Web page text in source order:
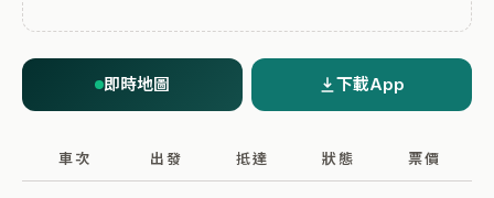
即時地圖 下載App
車次 出發 抵達 狀態 票價